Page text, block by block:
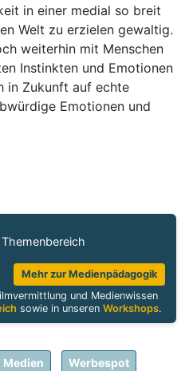
in einer medial so breit
Welt zu erzielen gewaltig.
weiterhin mit Menschen
Instinkten und Emotionen
in Zukunft auf echte
Emotionen und
Mehr zur Medienpädagogik
und Medienwissen
sowie in unserenWorkshops.
Medien Werbespot